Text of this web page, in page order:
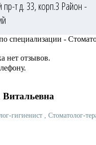
пр-т д. 33, корп.3 Район -
специализации -
нет отзывов.
Витальевна
гигиенист , Стоматолог-